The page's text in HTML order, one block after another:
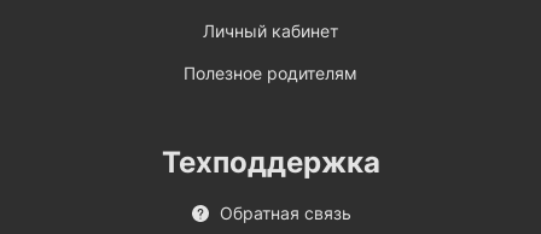
Личный кабинет
Полезное родителям
Техподдержка
Обратная связь